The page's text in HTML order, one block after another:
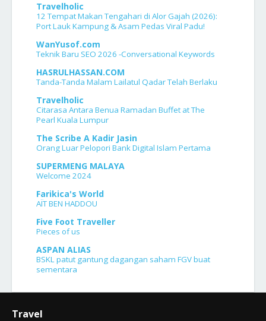
Travelholic
12 Tempat Makan Tengahari di Alor Gajah (2026):
Port Lauk Kampung & Asam Pedas Viral Padu!
WanYusof.com
Teknik Baru SEO 2026 -Conversational Keywords
HASRULHASSAN.COM
Tanda-Tanda Malam Lailatul Qadar Telah Berlaku
Travelholic
Citarasa Antara Benua Ramadan Buffet at The
Pearl Kuala Lumpur
The Scribe A Kadir Jasin
Orang Luar Pelopori Bank Digital Islam Pertama
SUPERMENG MALAYA
Welcome 2024
Farikica's World
AÏT BEN HADDOU
Five Foot Traveller
Pieces of us
ASPAN ALIAS
BSKL patut gantung dagangan saham FGV buat
sementara
Travel